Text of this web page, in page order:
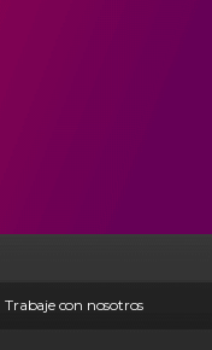
Trabaje con nosotros